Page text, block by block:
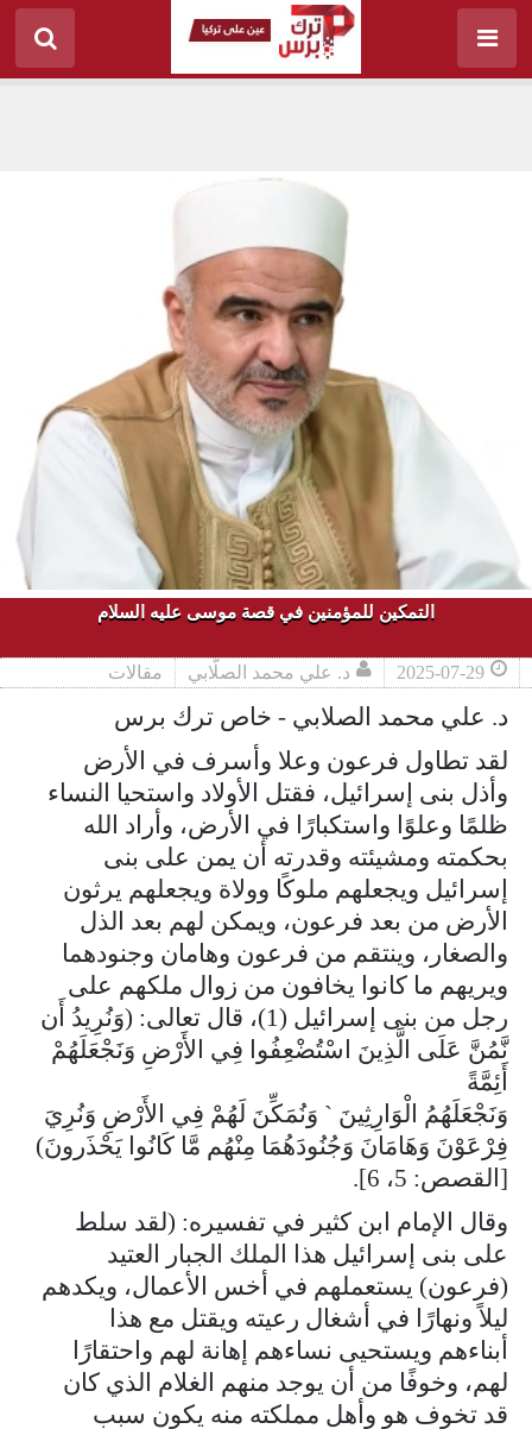
التمكين للمؤمنين في قصة موسى عليه السلام
2025-07-29 د. علي محمد الصلّابي مقالات
د. علي محمد الصلابي - خاص ترك برس
لقد تطاول فرعون وعلا وأسرف في الأرض
وأذل بنى إسرائيل، فقتل الأولاد واستحيا النساء
ظلمًا وعلوًا واستكبارًا في الأرض، وأراد الله
بحكمته ومشيئته وقدرته أن يمن على بنى
إسرائيل ويجعلهم ملوكًا وولاة ويجعلهم يرثون
الأرض من بعد فرعون، ويمكن لهم بعد الذل
والصغار، وينتقم من فرعون وهامان وجنودهما
ويريهم ما كانوا يخافون من زوال ملكهم على
رجل من بنى إسرائيل (1)، قال تعالى: (وَنُرِيدُ أَن
نَّمُنَّ عَلَى الَّذِينَ اسْتُضْعِفُوا فِي الأَرْضِ وَنَجْعَلَهُمْ
أَئِمَّةً
وَنَجْعَلَهُمُ الْوَارِثِينَ ` وَنُمَكِّنَ لَهُمْ فِي الأَرْضِ وَنُرِيَ
فِرْعَوْنَ وَهَامَانَ وَجُنُودَهُمَا مِنْهُم مَّا كَانُوا يَحْذَرونَ)
[القصص: 5، 6].
وقال الإمام ابن كثير في تفسيره: (لقد سلط
على بنى إسرائيل هذا الملك الجبار العتيد
(فرعون) يستعملهم في أخس الأعمال، ويكدهم
ليلاً ونهارًا في أشغال رعيته ويقتل مع هذا
أبناءهم ويستحيى نساءهم إهانة لهم واحتقارًا
لهم، وخوفًا من أن يوجد منهم الغلام الذي كان
قد تخوف هو وأهل مملكته منه يكون سبب